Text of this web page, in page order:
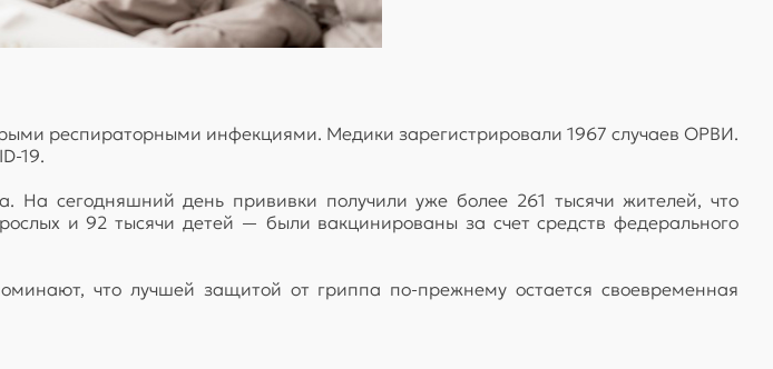
респираторными инфекциями. Медики зарегистрировали 1967 случаев ОРВИ.
19.
На сегодняшний день прививки получили уже более 261 тысячи жителей, что
и 92 тысячи детей — были вакцинированы за счет средств федерального
что лучшей защитой от гриппа по-прежнему остается своевременная